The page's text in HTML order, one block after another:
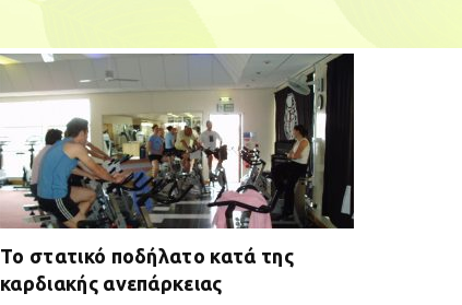
Το στατικό ποδήλατο κατά της
καρδιακής ανεπάρκειας